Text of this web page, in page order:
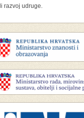
razvoj udruge.